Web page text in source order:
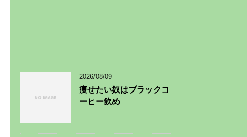
2026/08/09
痩せたい奴はブラックコ
ーヒー飲め